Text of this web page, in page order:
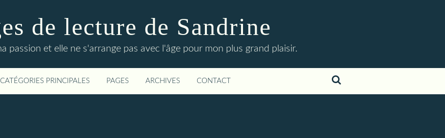
de lecture de Sandrine
passion et elle ne s'arrange pas avec l'âge pour mon plus grand plaisir.
CATÉGORIES PRINCIPALES PAGES ARCHIVES CONTACT